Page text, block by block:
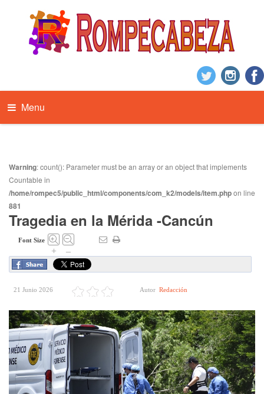
Menu
Warning: count(): Parameter must be an array or an object that implements
Countable in
/home/rompec5/public_html/components/com_k2/models/item.phpon line
881
Tragedia en la Mérida -Cancún
Font Size
+ –
21 Junio 2026 Autor Redacción